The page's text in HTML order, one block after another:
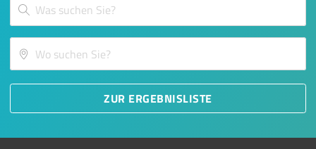
ZUR ERGEBNISLISTE